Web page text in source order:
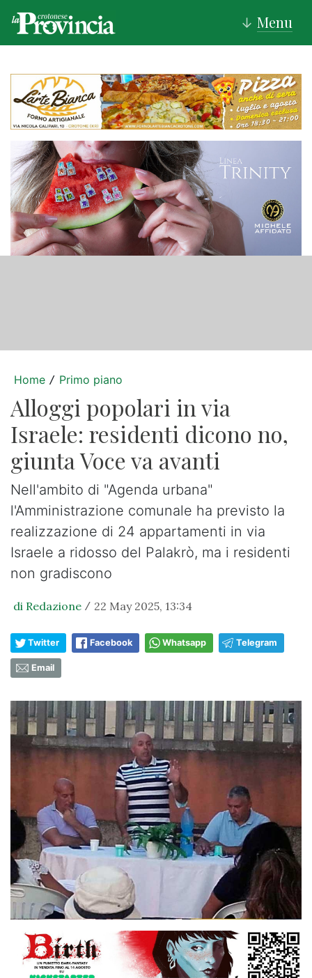
↓ Menu
Home / Primo piano
Alloggi popolari in via
Israele: residenti dicono no,
giunta Voce va avanti
Nell'ambito di "Agenda urbana"
l'Amministrazione comunale ha previsto la
realizzazione di 24 appartamenti in via
Israele a ridosso del Palakrò, ma i residenti
non gradiscono
di Redazione / 22 May 2025, 13:34
Twitter Facebook Whatsapp Telegram
Email